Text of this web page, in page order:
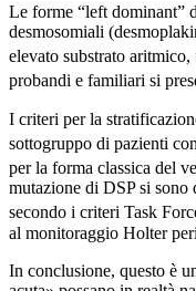
Le forme “left dominant”
desmosomiali
elevato substrato
probandi e familiari si
I criteri per la
sottogruppo di pazienti
per la forma classica del
mutazione di DSP si sono
secondo i criteri Task
al monitoraggio Holter
In conclusione, questo è